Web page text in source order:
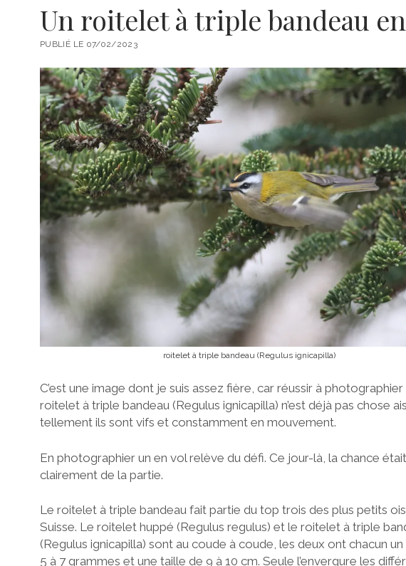
Un roitelet à triple bandeau
PUBLIÉ LE 07/02/2023
roitelet à triple bandeau (Regulus ignicapilla)
C’est une image dont je suis assez fière, car réussir à photographier
roitelet à triple bandeau (Regulus ignicapilla) n’est déjà pas chose
tellement ils sont vifs et constamment en mouvement.
En photographier un en vol relève du défi. Ce jour-là, la chance était
clairement de la partie.
Le roitelet à triple bandeau fait partie du top trois des plus petits
Suisse. Le roitelet huppé (Regulus regulus) et le roitelet à triple
(Regulus ignicapilla) sont au coude à coude, les deux ont chacun
5 à 7 grammes et une taille de 9 à 10 cm. Seule l’envergure les